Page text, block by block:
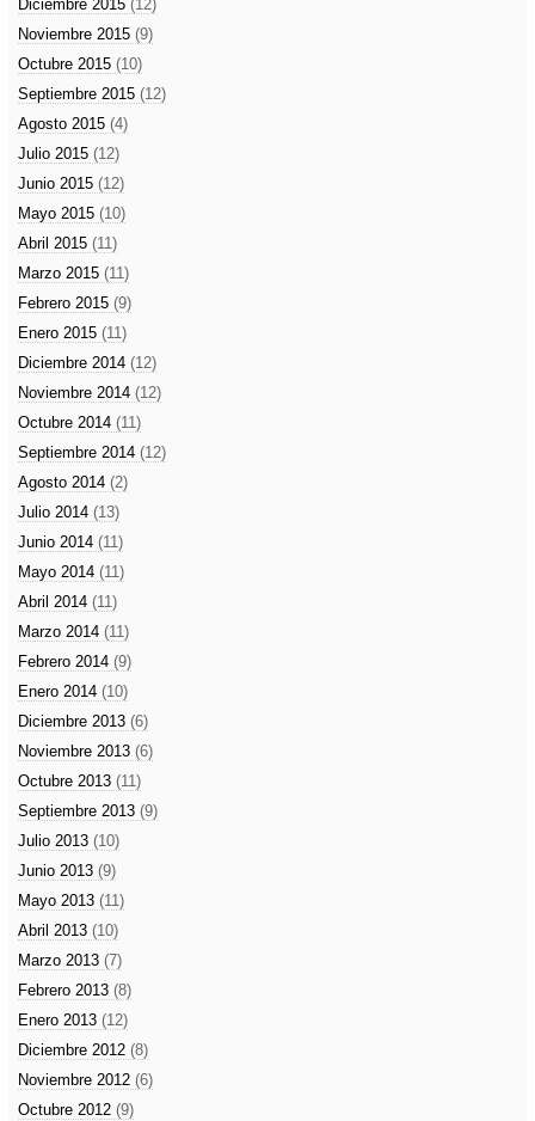
Diciembre 2015 (12)
Noviembre 2015 (9)
Octubre 2015 (10)
Septiembre 2015 (12)
Agosto 2015 (4)
Julio 2015 (12)
Junio 2015 (12)
Mayo 2015 (10)
Abril 2015 (11)
Marzo 2015 (11)
Febrero 2015 (9)
Enero 2015 (11)
Diciembre 2014 (12)
Noviembre 2014 (12)
Octubre 2014 (11)
Septiembre 2014 (12)
Agosto 2014 (2)
Julio 2014 (13)
Junio 2014 (11)
Mayo 2014 (11)
Abril 2014 (11)
Marzo 2014 (11)
Febrero 2014 (9)
Enero 2014 (10)
Diciembre 2013 (6)
Noviembre 2013 (6)
Octubre 2013 (11)
Septiembre 2013 (9)
Julio 2013 (10)
Junio 2013 (9)
Mayo 2013 (11)
Abril 2013 (10)
Marzo 2013 (7)
Febrero 2013 (8)
Enero 2013 (12)
Diciembre 2012 (8)
Noviembre 2012 (6)
Octubre 2012 (9)